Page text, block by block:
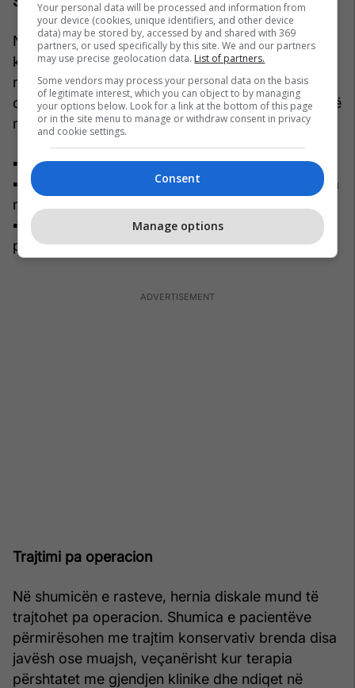
Në raste të rralla, kur hernia diskale shkakton
kompresim të rëndë të strukturave nervore,
nevojitet konsultë me neurokirurgun ose
ortopedin spinal. Shenjat që kërkojnë vëmendje të
menjëhershme janë:
▪ humbja e kontrollit të urinimit ose jashtëqitjes;
▪ mpirja në zonën perineale, e njohur si “anestezia
në shalë”;
▪ dobësia progresive e të dy gjymtyrëve të
poshtme.
Trajtimi pa operacion
Në shumicën e rasteve, hernia diskale mund të
trajtohet pa operacion. Shumica e pacientëve
përmirësohen me trajtim konservativ brenda disa
javësh ose muajsh, veçanërisht kur terapia
përshtatet me gjendjen klinike dhe ndiqet në
Your personal data will be processed and information from
your device (cookies, unique identifiers, and other device
data) may be stored by, accessed by and shared with 369
partners, or used specifically by this site. We and our partners
may use precise geolocation data. List of partners.
Some vendors may process your personal data on the basis
of legitimate interest, which you can object to by managing
your options below. Look for a link at the bottom of this page
or in the site menu to manage or withdraw consent in privacy
and cookie settings.
Consent
Manage options